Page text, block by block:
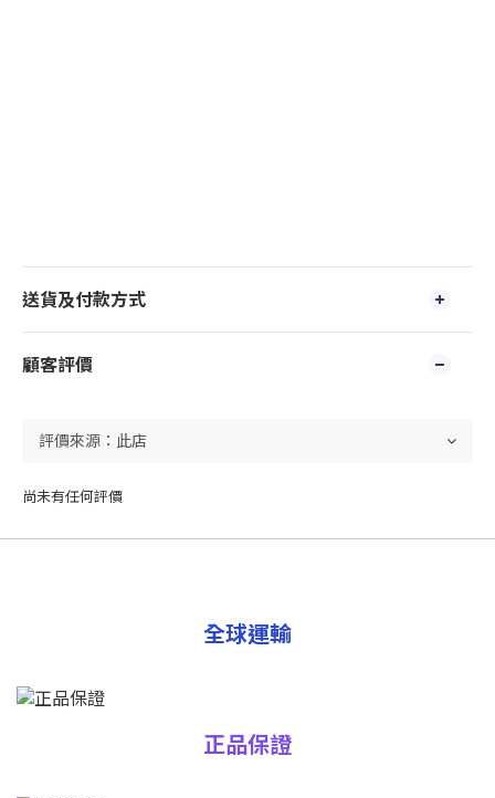
送貨及付款方式
顧客評價
尚未有任何評價
全球運輸
正品保證